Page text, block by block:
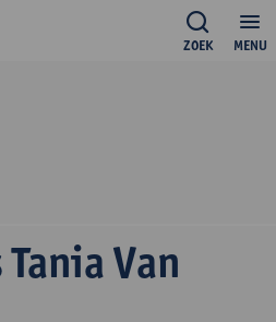
MENU
ZOEK
Van